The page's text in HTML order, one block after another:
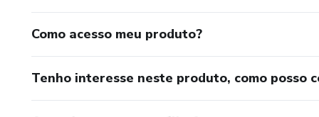
Como acesso meu produto?
Tenho interesse neste produto, como posso